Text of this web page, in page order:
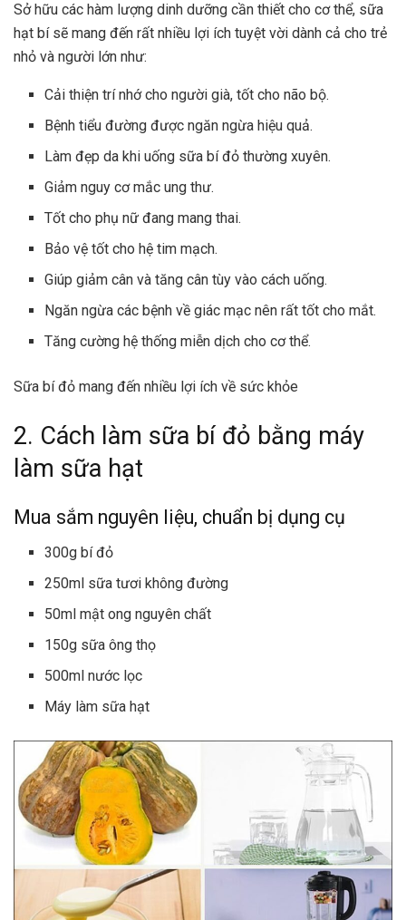
Sở hữu các hàm lượng dinh dưỡng cần thiết cho cơ thể, sữa
hạt bí sẽ mang đến rất nhiều lợi ích tuyệt vời dành cả cho trẻ
nhỏ và người lớn như:
Cải thiện trí nhớ cho người già, tốt cho não bộ.
Bệnh tiểu đường được ngăn ngừa hiệu quả.
Làm đẹp da khi uống sữa bí đỏ thường xuyên.
Giảm nguy cơ mắc ung thư.
Tốt cho phụ nữ đang mang thai.
Bảo vệ tốt cho hệ tim mạch.
Giúp giảm cân và tăng cân tùy vào cách uống.
Ngăn ngừa các bệnh về giác mạc nên rất tốt cho mắt.
Tăng cường hệ thống miễn dịch cho cơ thể.
Sữa bí đỏ mang đến nhiều lợi ích về sức khỏe
2. Cách làm sữa bí đỏ bằng máy
làm sữa hạt
Mua sắm nguyên liệu, chuẩn bị dụng cụ
300g bí đỏ
250ml sữa tươi không đường
50ml mật ong nguyên chất
150g sữa ông thọ
500ml nước lọc
Máy làm sữa hạt